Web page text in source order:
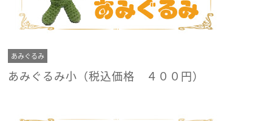
あみぐるみ
あみぐるみ小（税込価格 ４００円）